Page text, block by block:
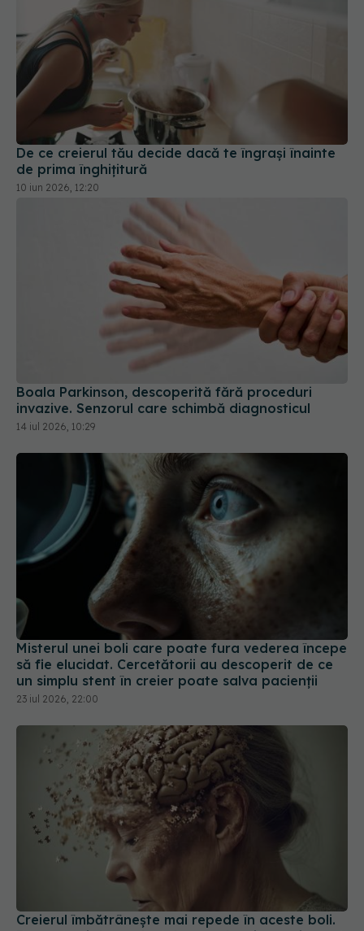
De ce creierul tău decide dacă te îngrași înainte
de prima înghițitură
10 iun 2026, 12:20
Boala Parkinson, descoperită fără proceduri
invazive. Senzorul care schimbă diagnosticul
Misterul unei boli care poate fura vederea începe
să fie elucidat. Cercetătorii au descoperit de ce
un simplu stent în creier poate salva pacienții
23 iul 2026, 22:00
Creierul îmbătrânește mai repede în aceste boli.
Demența și dependențele au cel mai mare impact